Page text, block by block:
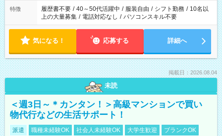
合は応募できません。
特徴 履歴書不要 / 40～50代活躍中 / 服装自由 / シフト勤務 / 10名以
上の大量募集 / 電話対応なし / パソコンスキル不要
気になる！ 応募する 詳細へ
掲載日：2026.08.04
未読
＜週3日～＊カンタン！＞高級マンションで買い
物代行などの生活サポート！
派遣 職種未経験OK 社会人未経験OK 大学生歓迎
ブランクOK